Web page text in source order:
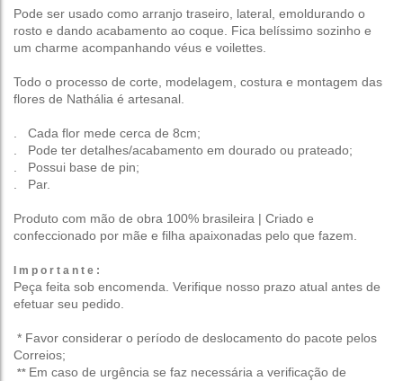
Pode ser usado como arranjo traseiro, lateral, emoldurando o
rosto e dando acabamento ao coque. Fica belíssimo sozinho e
um charme acompanhando véus e voilettes.
Todo o processo de corte, modelagem, costura e montagem das
flores de Nathália é artesanal.
. Cada flor mede cerca de 8cm;
. Pode ter detalhes/acabamento em dourado ou prateado;
. Possui base de pin;
. Par.
Produto com mão de obra 100% brasileira | Criado e
confeccionado por mãe e filha apaixonadas pelo que fazem.
I m p o r t a n t e :
Peça feita sob encomenda. Verifique nosso prazo atual antes de
efetuar seu pedido.
* Favor considerar o período de deslocamento do pacote pelos
Correios;
** Em caso de urgência se faz necessária a verificação de